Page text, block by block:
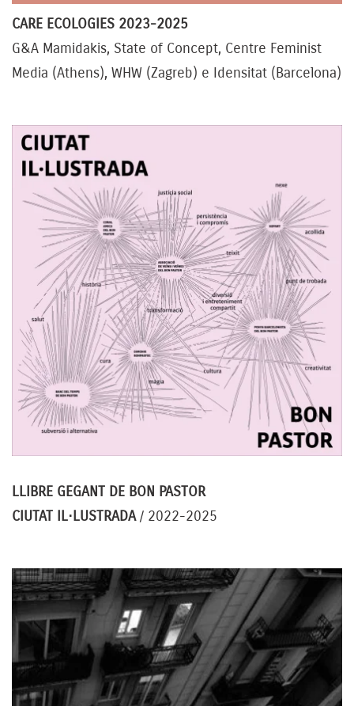
CARE ECOLOGIES 2023-2025
G&A Mamidakis, State of Concept, Centre Feminist
Media (Athens), WHW (Zagreb) e Idensitat (Barcelona)
LLIBRE GEGANT DE BON PASTOR
CIUTAT IL·LUSTRADA/ 2022-2025